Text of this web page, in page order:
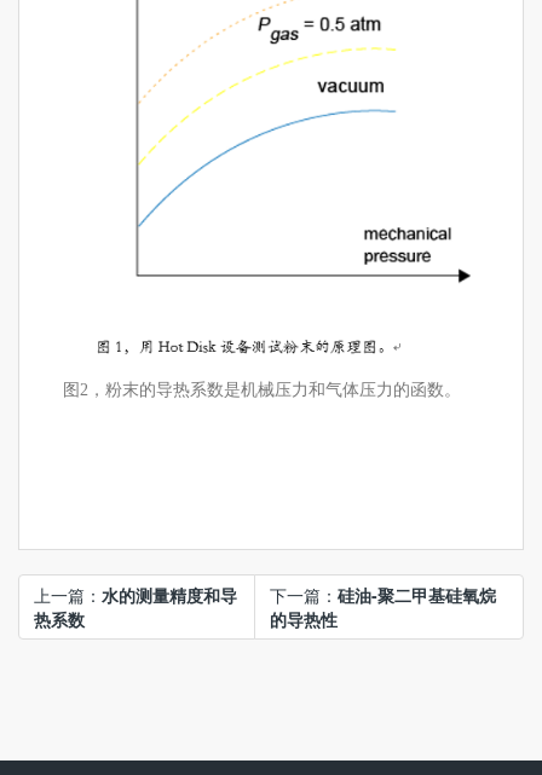
图2，粉末的导热系数是机械压力和气体压力的函数。
上一篇： 水的测量精度和导
热系数
下一篇： 硅油-聚二甲基硅氧烷
的导热性